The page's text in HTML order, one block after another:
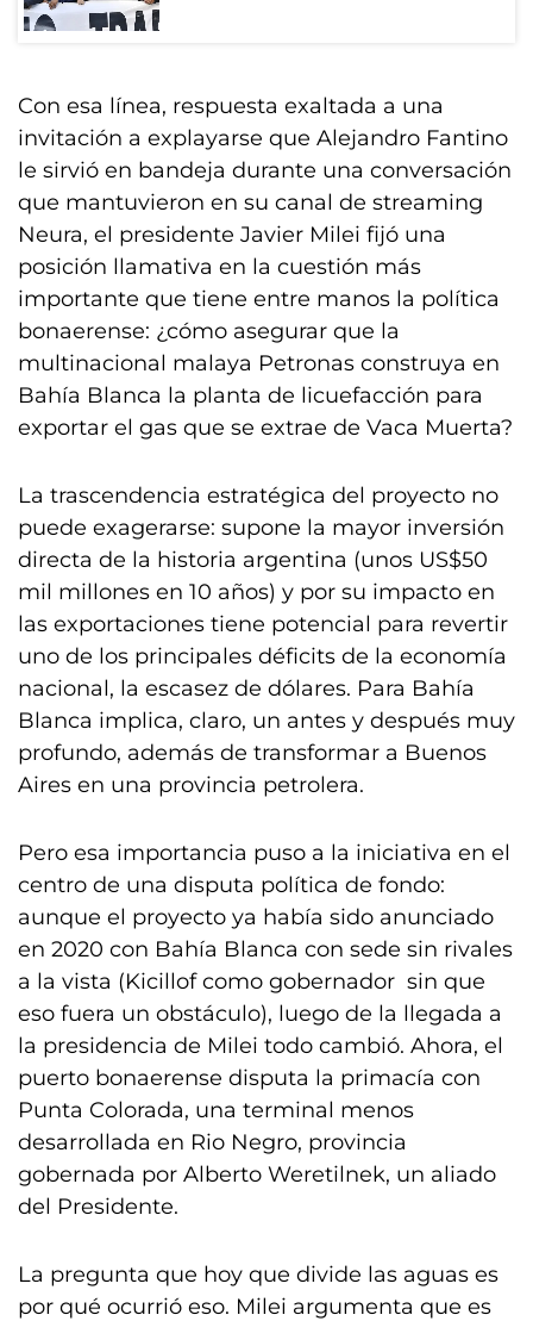
Con esa línea, respuesta exaltada a una
invitación a explayarse que Alejandro Fantino
le sirvió en bandeja durante una conversación
que mantuvieron en su canal de streaming
Neura, el presidente Javier Milei fijó una
posición llamativa en la cuestión más
importante que tiene entre manos la política
bonaerense: ¿cómo asegurar que la
multinacional malaya Petronas construya en
Bahía Blanca la planta de licuefacción para
exportar el gas que se extrae de Vaca Muerta?
La trascendencia estratégica del proyecto no
puede exagerarse: supone la mayor inversión
directa de la historia argentina (unos US$50
mil millones en 10 años) y por su impacto en
las exportaciones tiene potencial para revertir
uno de los principales déficits de la economía
nacional, la escasez de dólares. Para Bahía
Blanca implica, claro, un antes y después muy
profundo, además de transformar a Buenos
Aires en una provincia petrolera.
Pero esa importancia puso a la iniciativa en el
centro de una disputa política de fondo:
aunque el proyecto ya había sido anunciado
en 2020 con Bahía Blanca con sede sin rivales
a la vista (Kicillof como gobernador sin que
eso fuera un obstáculo), luego de la llegada a
la presidencia de Milei todo cambió. Ahora, el
puerto bonaerense disputa la primacía con
Punta Colorada, una terminal menos
desarrollada en Rio Negro, provincia
gobernada por Alberto Weretilnek, un aliado
del Presidente.
La pregunta que hoy que divide las aguas es
por qué ocurrió eso. Milei argumenta que es